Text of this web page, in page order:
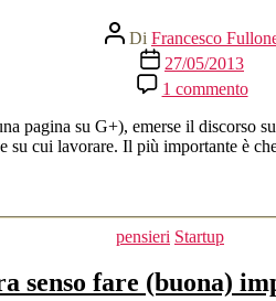
Autore
articolo
Di Francesco
Data
dell'articolo
27/05/2013
1 commentosu
un
pagina su G+), emerse il discorso
su cui lavorare. Il più importante è
Categorie
pensieri Startup
senso fare (buona)